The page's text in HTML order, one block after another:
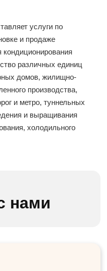
услуги по
и продаже
кондиционирования
различных единиц
домов, жилищно-
производства,
и метро, туннельных
и выращивания
холодильного
нами